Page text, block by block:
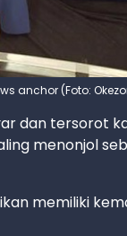
anchor (Foto:
dan tersorot
menonjol
memiliki